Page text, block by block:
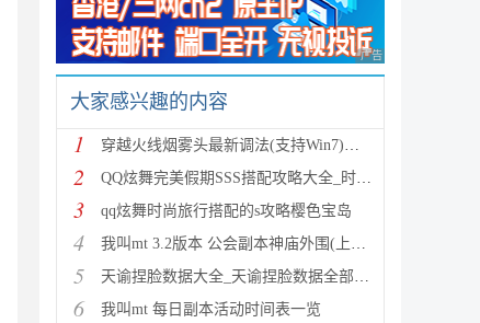
广告 商业广告，理性
大家感兴趣的内容
1 穿越火线烟雾头最新调法(支持Win7)图文攻略
2 QQ炫舞完美假期SSS搭配攻略大全_时尚旅行完美假期1-15
3 qq炫舞时尚旅行搭配的s攻略樱色宝岛
4 我叫mt 3.2版本 公会副本神庙外围(上层)攻略心得
5 天谕捏脸数据大全_天谕捏脸数据全部汇总
6 我叫mt 每日副本活动时间表一览